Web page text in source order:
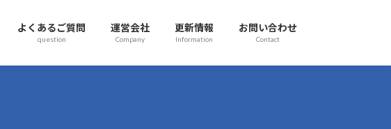
よくあるご質問
question
運営会社
Company
更新情報
Information
お問い合わせ
Contact